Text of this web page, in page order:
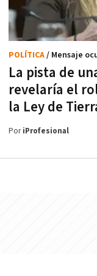
La pista de
revelaría el
la Ley de
POLÍTICA/ Mensaje
PoriProfesional